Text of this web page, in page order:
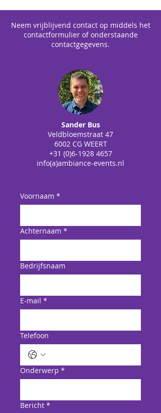
Neem vrijblijvend contact op middels het
contactformulier of onderstaande
contactgegevens.
Sander Bus
Veldbloemstraat 47
6002 CG WEERT
+31 (0)6-1928 4657
info(a)ambiance-events.nl
Voornaam *
Achternaam *
Bedrijfsnaam
E-mail *
Telefoon
Onderwerp *
Bericht *